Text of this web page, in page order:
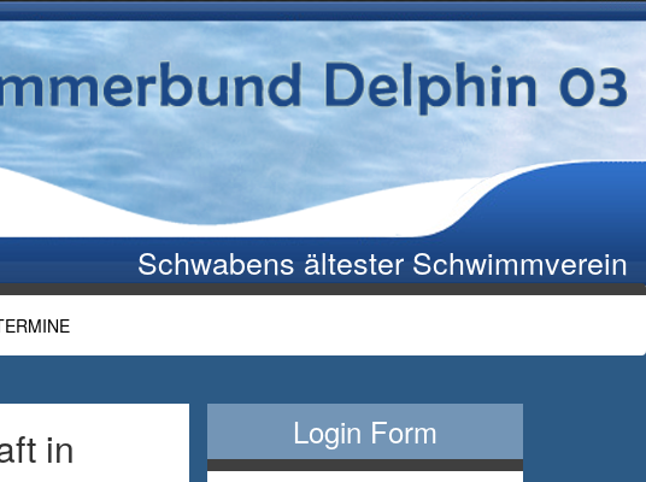
Schwabens ältester Schwimmverein
in Login Form